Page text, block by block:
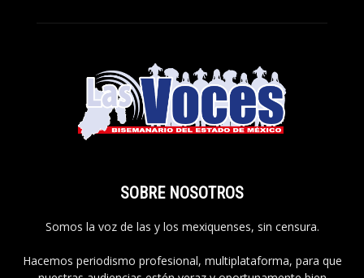
SOBRE NOSOTROS
Somos la voz de las y los mexiquenses, sin censura.
Hacemos periodismo profesional, multiplataforma, para que